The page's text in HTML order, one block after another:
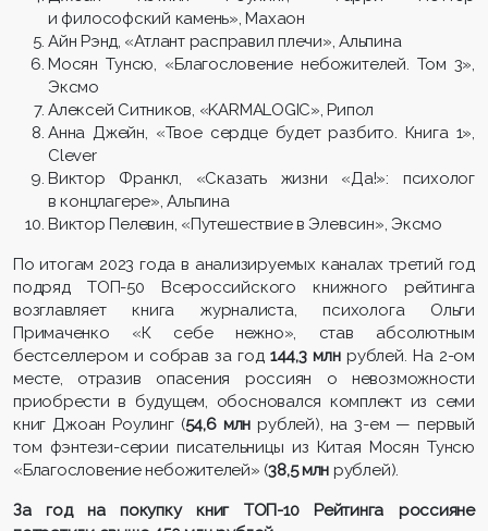
и философский камень», Махаон
Айн Рэнд, «Атлант расправил плечи», Альпина
Мосян Тунсю, «Благословение небожителей. Том 3»,
Эксмо
Алексей Ситников, «KARMALOGIC», Рипол
Анна Джейн, «Твое сердце будет разбито. Книга 1»,
Clever
Виктор Франкл, «Сказать жизни «Да!»: психолог
в концлагере», Альпина
Виктор Пелевин, «Путешествие в Элевсин», Эксмо
По итогам 2023 года в анализируемых каналах третий год
подряд ТОП-50 Всероссийского книжного рейтинга
возглавляет книга журналиста, психолога Ольги
Примаченко «К себе нежно», став абсолютным
бестселлером и собрав за год 144,3 млнрублей. На 2-ом
месте, отразив опасения россиян о невозможности
приобрести в будущем, обосновался комплект из семи
книг Джоан Роулинг (54,6 млн рублей), на 3-ем — первый
том фэнтези-серии писательницы из Китая Мосян Тунсю
«Благословение небожителей» (38,5 млн рублей).
За год на покупку книг ТОП-10 Рейтинга россияне